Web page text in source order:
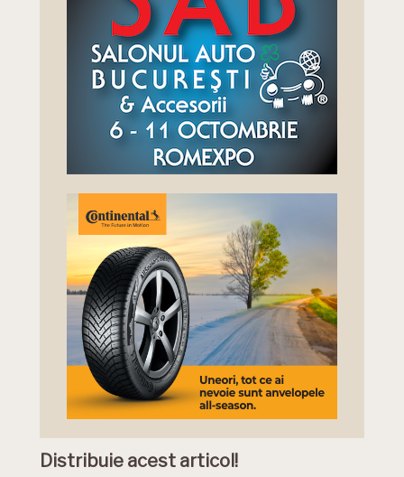
Distribuie acest articol!